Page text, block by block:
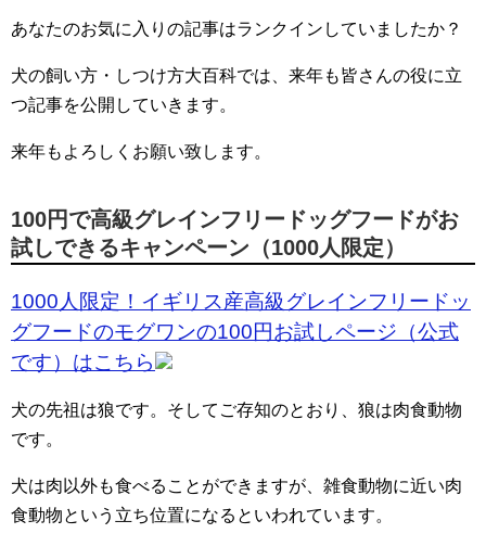
あなたのお気に入りの記事はランクインしていましたか？
犬の飼い方・しつけ方大百科では、来年も皆さんの役に立
つ記事を公開していきます。
来年もよろしくお願い致します。
100円で高級グレインフリードッグフードがお
試しできるキャンペーン（1000人限定）
1000人限定！イギリス産高級グレインフリードッ
グフードのモグワンの100円お試しページ（公式
です）はこちら
犬の先祖は狼です。そしてご存知のとおり、狼は肉食動物
です。
犬は肉以外も食べることができますが、雑食動物に近い肉
食動物という立ち位置になるといわれています。